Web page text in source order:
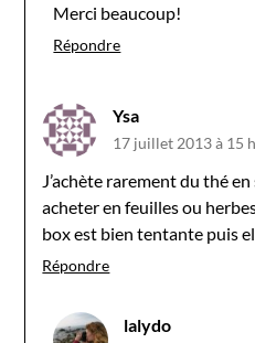
Merci beaucoup!
Répondre
Ysa
17 juillet 2013 à 15
J’achète rarement du thé
acheter en feuilles ou
box est bien tentante puis
Répondre
lalydo